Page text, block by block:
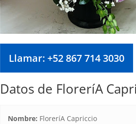
Llamar: +52 867 714 3030
Datos de FloreríA
Nombre: FloreríA Capriccio